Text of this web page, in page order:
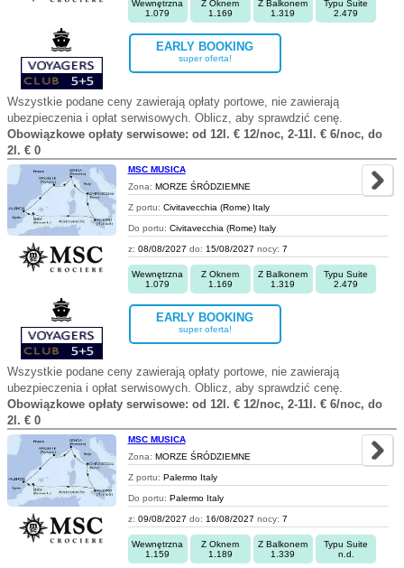
Wewnętrzna
1.079
Z Oknem
1.169
Z Balkonem
1.319
Typu Suite
2.479
EARLY BOOKING
super oferta!
Wszystkie podane ceny zawierają opłaty portowe, nie zawierają
ubezpieczenia i opłat serwisowych. Oblicz, aby sprawdzić cenę.
Obowiązkowe opłaty serwisowe: od 12l. € 12/noc, 2-11l. € 6/noc, do
2l. € 0
MSC MUSICA
Zona: MORZE ŚRÓDZIEMNE
Z portu: Civitavecchia (Rome) Italy
Do portu: Civitavecchia (Rome) Italy
z: 08/08/2027 do: 15/08/2027 nocy: 7
Wewnętrzna
1.079
Z Oknem
1.169
Z Balkonem
1.319
Typu Suite
2.479
EARLY BOOKING
super oferta!
Wszystkie podane ceny zawierają opłaty portowe, nie zawierają
ubezpieczenia i opłat serwisowych. Oblicz, aby sprawdzić cenę.
Obowiązkowe opłaty serwisowe: od 12l. € 12/noc, 2-11l. € 6/noc, do
2l. € 0
MSC MUSICA
Zona: MORZE ŚRÓDZIEMNE
Z portu: Palermo Italy
Do portu: Palermo Italy
z: 09/08/2027 do: 16/08/2027 nocy: 7
Wewnętrzna
1.159
Z Oknem
1.189
Z Balkonem
1.339
Typu Suite
n.d.